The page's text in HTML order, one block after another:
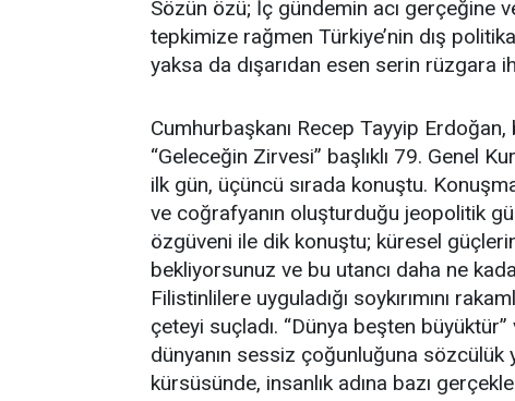
Sözün özü; İç gündemin acı gerçeğine
tepkimize rağmen Türkiye’nin dış
yaksa da dışarıdan esen serin rüzgara
Cumhurbaşkanı Recep Tayyip
“Geleceğin Zirvesi” başlıklı 79. Genel
ilk gün, üçüncü sırada konuştu.
ve coğrafyanın oluşturduğu jeopolitik
özgüveni ile dik konuştu; küresel
bekliyorsunuz ve bu utancı daha ne
Filistinlilere uyguladığı soykırımını
çeteyi suçladı. “Dünya beşten
dünyanın sessiz çoğunluğuna sözcülük
kürsüsünde, insanlık adına bazı